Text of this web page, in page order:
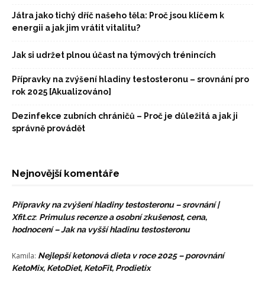
Játra jako tichý dříč našeho těla: Proč jsou klíčem k
energii a jak jim vrátit vitalitu?
Jak si udržet plnou účast na týmových trénincích
Přípravky na zvýšení hladiny testosteronu – srovnání pro
rok 2025 [Akualizováno]
Dezinfekce zubních chráničů – Proč je důležitá a jak ji
správně provádět
Nejnovější komentáře
Přípravky na zvýšení hladiny testosteronu – srovnání |
Xfit.cz: Primulus recenze a osobní zkušenost, cena,
hodnocení – Jak na vyšší hladinu testosteronu
Kamila: Nejlepší ketonová dieta v roce 2025 – porovnání
KetoMix, KetoDiet, KetoFit, Prodietix